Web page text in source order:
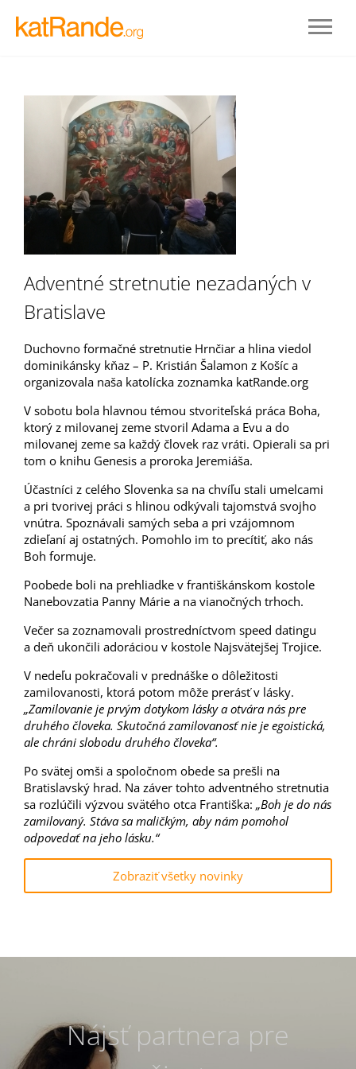
Prihlásenie
Adventné stretnutie nezadaných v
Bratislave
Duchovno formačné stretnutie Hrnčiar a hlina viedol
dominikánsky kňaz – P. Kristián Šalamon z Košíc a
organizovala naša katolícka zoznamka katRande.org
V sobotu bola hlavnou témou stvoriteľská práca Boha,
ktorý z milovanej zeme stvoril Adama a Evu a do
milovanej zeme sa každý človek raz vráti. Opierali sa pri
tom o knihu Genesis a proroka Jeremiáša.
Účastníci z celého Slovenka sa na chvíľu stali umelcami
a pri tvorivej práci s hlinou odkývali tajomstvá svojho
vnútra. Spoznávali samých seba a pri vzájomnom
zdieľaní aj ostatných. Pomohlo im to precítiť, ako nás
Boh formuje.
Poobede boli na prehliadke v františkánskom kostole
Nanebovzatia Panny Márie a na vianočných trhoch.
Večer sa zoznamovali prostredníctvom speed datingu
a deň ukončili adoráciou v kostole Najsvätejšej Trojice.
V nedeľu pokračovali v prednáške o dôležitosti
zamilovanosti, ktorá potom môže prerásť v lásky.
„Zamilovanie je prvým dotykom lásky a otvára nás pre
druhého človeka. Skutočná zamilovanosť nie je egoistická,
ale chráni slobodu druhého človeka“.
Po svätej omši a spoločnom obede sa prešli na
Bratislavský hrad. Na záver tohto adventného stretnutia
sa rozlúčili výzvou svätého otca Františka: „Boh je do nás
zamilovaný. Stáva sa maličkým, aby nám pomohol
odpovedať na jeho lásku.“
Zobraziť všetky novinky
Nájsť partnera pre